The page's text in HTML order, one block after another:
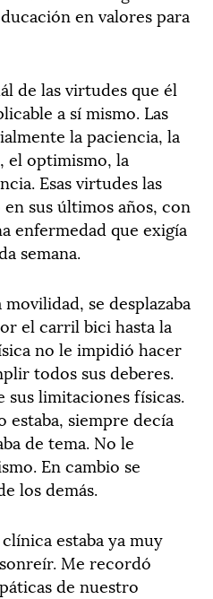
en valores para
de las virtudes que él
a sí mismo. Las
la paciencia, la
el optimismo, la
Esas virtudes las
sus últimos años, con
enfermedad que exigía
semana.
se desplazaba
el carril bici hasta la
no le impidió hacer
todos sus deberes.
sus limitaciones físicas.
estaba, siempre decía
de tema. No le
En cambio se
los demás.
estaba ya muy
Me recordó
de nuestro